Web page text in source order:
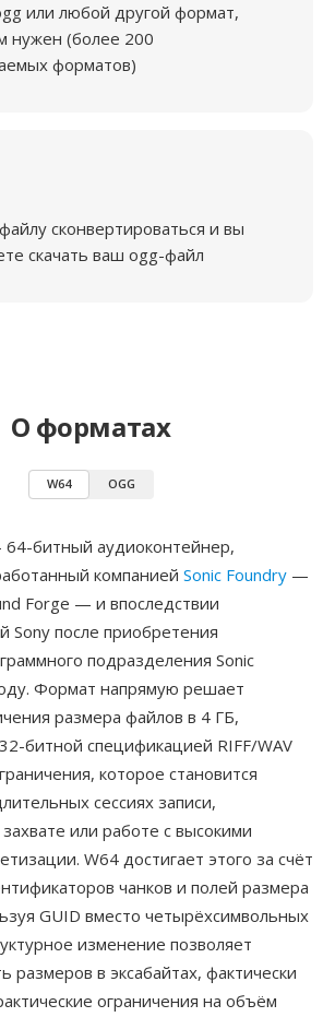
или любой другой формат,
нужен (более 200
форматов)
сконвертироваться и вы
скачать ваш ogg-файл
О форматах
W64 OGG
битный аудиоконтейнер,
компанией Sonic Foundry —
Forge — и впоследствии
после приобретения
подразделения Sonic
Формат напрямую решает
размера файлов в 4 ГБ,
битной спецификацией RIFF/WAV
которое становится
сессиях записи,
или работе с высокими
W64 достигает этого за счёт
чанков и полей размера
GUID вместо четырёхсимвольных
изменение позволяет
размеров в эксабайтах, фактически
ограничения на объём